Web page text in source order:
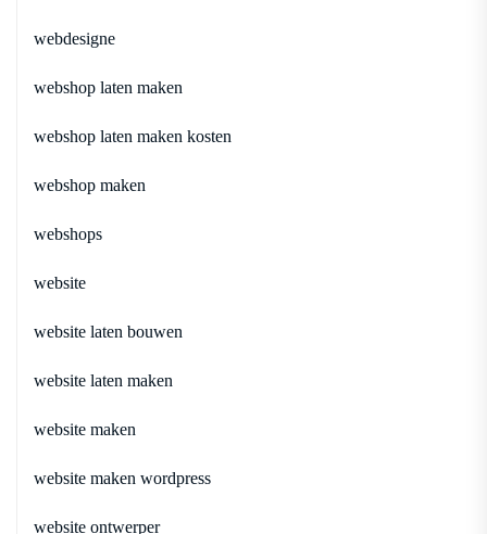
webdesigne
webshop laten maken
webshop laten maken kosten
webshop maken
webshops
website
website laten bouwen
website laten maken
website maken
website maken wordpress
website ontwerper